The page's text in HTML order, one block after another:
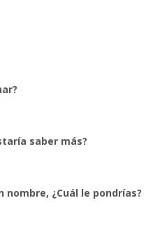
saber más?
nombre, ¿Cuál le pondrías?